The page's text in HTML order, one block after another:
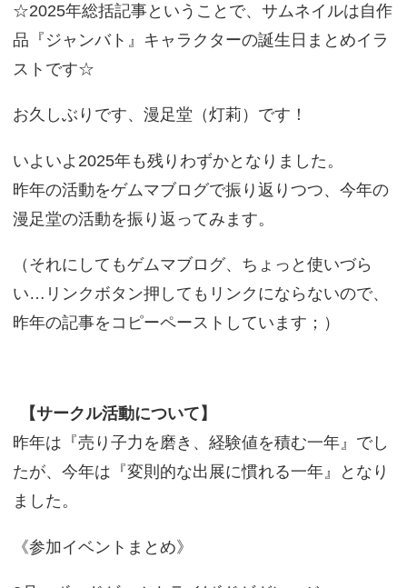
☆2025年総括記事ということで、サムネイルは自作
品『ジャンバト』キャラクターの誕生日まとめイラ
ストです☆
お久しぶりです、漫足堂（灯莉）です！
いよいよ2025年も残りわずかとなりました。
昨年の活動をゲムマブログで振り返りつつ、今年の
漫足堂の活動を振り返ってみます。
（それにしてもゲムマブログ、ちょっと使いづら
い…リンクボタン押してもリンクにならないので、
昨年の記事をコピーペーストしています；）
【サークル活動について】
昨年は『売り子力を磨き、経験値を積む一年』でし
たが、今年は『変則的な出展に慣れる一年』となり
ました。
《参加イベントまとめ》